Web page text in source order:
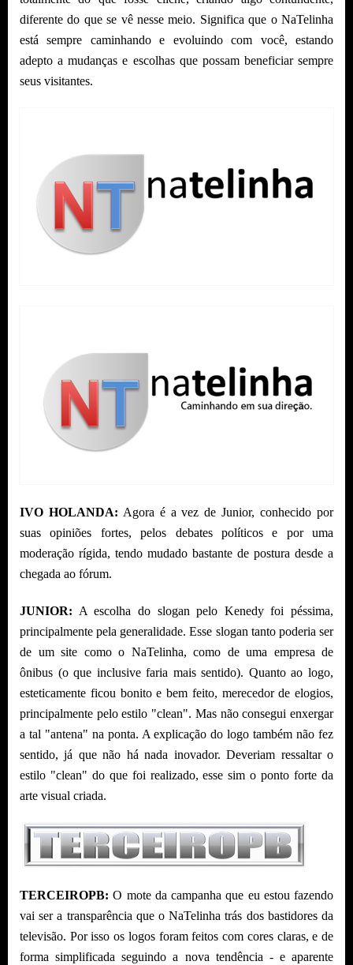
diferente do que se vê nesse meio. Significa que o NaTelinha
está sempre caminhando e evoluindo com você, estando
adepto a mudanças e escolhas que possam beneficiar sempre
seus visitantes.
IVO HOLANDA: Agora é a vez de Junior, conhecido por
suas opiniões fortes, pelos debates políticos e por uma
moderação rígida, tendo mudado bastante de postura desde a
chegada ao fórum.
JUNIOR: A escolha do slogan pelo Kenedy foi péssima,
principalmente pela generalidade. Esse slogan tanto poderia ser
de um site como o NaTelinha, como de uma empresa de
ônibus (o que inclusive faria mais sentido). Quanto ao logo,
esteticamente ficou bonito e bem feito, merecedor de elogios,
principalmente pelo estilo "clean". Mas não consegui enxergar
a tal "antena" na ponta. A explicação do logo também não fez
sentido, já que não há nada inovador. Deveriam ressaltar o
estilo "clean" do que foi realizado, esse sim o ponto forte da
arte visual criada.
TERCEIROPB: O mote da campanha que eu estou fazendo
vai ser a transparência que o NaTelinha trás dos bastidores da
televisão. Por isso os logos foram feitos com cores claras, e de
forma simplificada seguindo a nova tendência - e aparente